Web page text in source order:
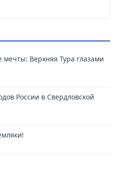
Верхняя Тура глазами
России в Свердловской